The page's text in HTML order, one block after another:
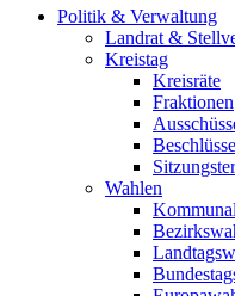
Politik & Verwaltung
Landrat &
Kreistag
Kreisräte
Fraktionen
Beschlüsse
Wahlen